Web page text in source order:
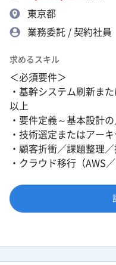
東京都
業務委託 / 契約社員
求めるスキル
＜必須要件＞
・基幹システム刷新ま
以上
・要件定義～基本設計
・技術選定またはアー
・顧客折衝／課題整理
・クラウド移行（AWS／